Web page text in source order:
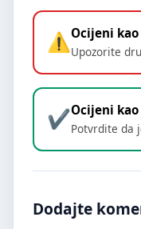
Ocijeni kao
Upozorite
Ocijeni kao
Potvrdite da
Dodajte